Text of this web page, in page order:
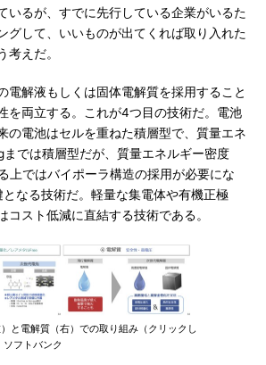
いるが、すでに先行している企業がいるた
グして、いいものが出てくれば取り入れた
考えだ。
解液もしくは固体電解質を採用すること
を両立する。これが4つ目の技術だ。電池
の電池はセルを重ねた積層型で、質量エネ
では積層型だが、質量エネルギー密度
上ではバイポーラ構造の採用が必要にな
なる技術だ。軽量な集電体や有機正極
コスト低減に直結する技術である。
と電解質（右）での取り組み（クリックし
フトバンク